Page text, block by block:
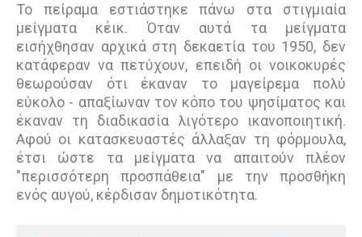
Το πείραμα εστιάστηκε πάνω στα στιγμιαία
μείγματα κέικ. Όταν αυτά τα μείγματα
εισήχθησαν αρχικά στη δεκαετία του 1950, δεν
κατάφεραν να πετύχουν, επειδή οι νοικοκυρές
θεωρούσαν ότι έκαναν το μαγείρεμα πολύ
εύκολο - απαξίωναν τον κόπο του ψησίματος και
έκαναν τη διαδικασία λιγότερο ικανοποιητική.
Αφού οι κατασκευαστές άλλαξαν τη φόρμουλα,
έτσι ώστε τα μείγματα να απαιτούν πλέον
"περισσότερη προσπάθεια" με την προσθήκη
ενός αυγού, κέρδισαν δημοτικότητα.